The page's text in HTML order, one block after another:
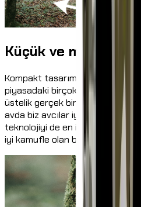
Küçük ve
Kompakt tasarım da gerçek bir
piyasadaki birçok modelden
üstelik gerçek bir kamuflaj
avda biz avcılar iyi bir
teknolojiyi de en iyi şekilde
iyi kamufle olan bir şey,